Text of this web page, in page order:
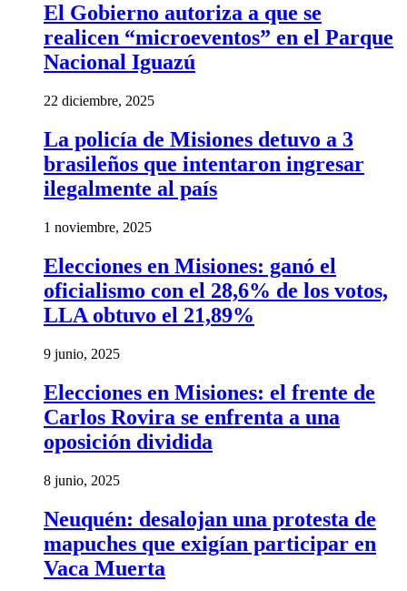
El Gobierno autoriza a que se
realicen “microeventos” en el Parque
Nacional Iguazú
22 diciembre, 2025
La policía de Misiones detuvo a 3
brasileños que intentaron ingresar
ilegalmente al país
1 noviembre, 2025
Elecciones en Misiones: ganó el
oficialismo con el 28,6% de los votos,
LLA obtuvo el 21,89%
9 junio, 2025
Elecciones en Misiones: el frente de
Carlos Rovira se enfrenta a una
oposición dividida
8 junio, 2025
Neuquén: desalojan una protesta de
mapuches que exigían participar en
Vaca Muerta